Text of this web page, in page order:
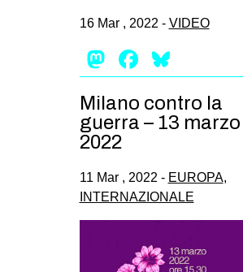
16 Mar , 2022 - VIDEO
Mastodon
Facebook
Milano contro la
guerra – 13 marzo
2022
11 Mar , 2022 - EUROPA,
INTERNAZIONALE